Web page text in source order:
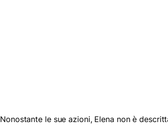
Nonostante le sue azioni, Elena non è